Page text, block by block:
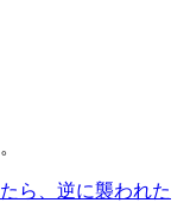
ら、逆に襲われた